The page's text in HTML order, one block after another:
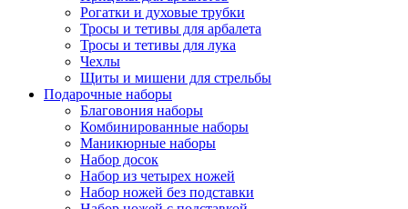
Рогатки и духовые трубки
Тросы и тетивы для арбалета
Тросы и тетивы для лука
Чехлы
Щиты и мишени для стрельбы
Подарочные наборы
Благовония наборы
Комбинированные наборы
Маникюрные наборы
Набор досок
Набор из четырех ножей
Набор ножей без подставки